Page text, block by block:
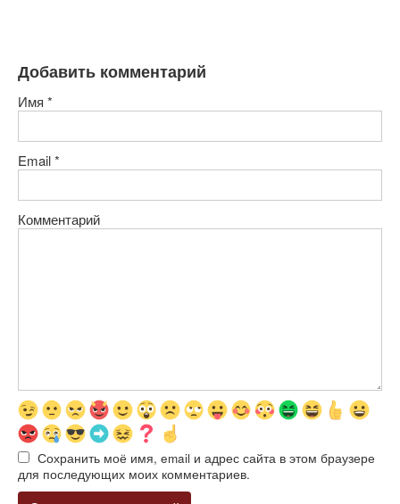
Добавить комментарий
Имя *
Email*
Комментарий
Сохранить моё имя, email и адрес сайта в этом браузере
для последующих моих комментариев.